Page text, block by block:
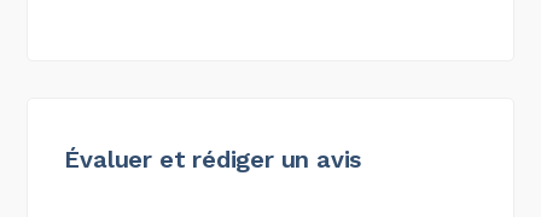
Évaluer et rédiger un avis